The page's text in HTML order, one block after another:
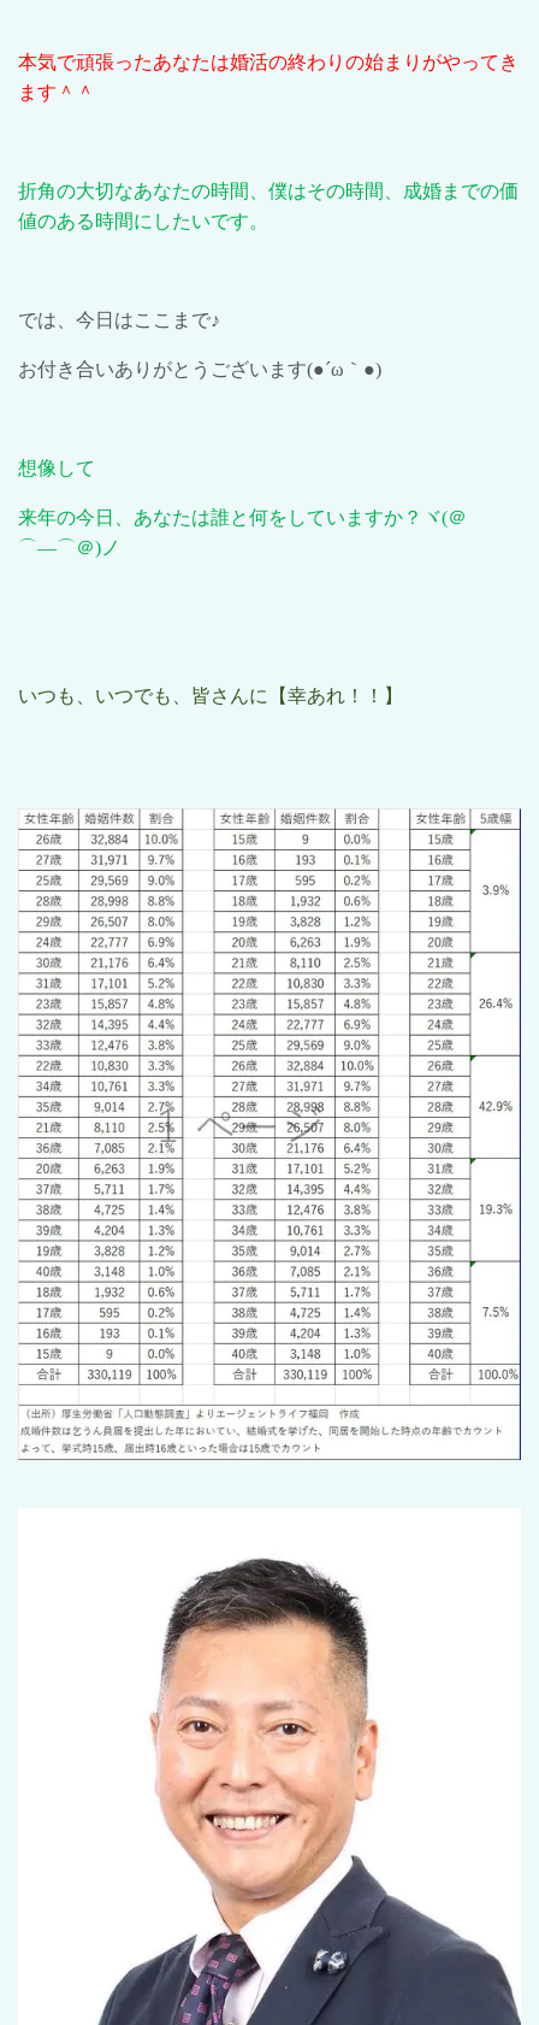
本気で頑張ったあなたは婚活の終わりの始まりがやってき
ます＾＾
折角の大切なあなたの時間、僕はその時間、成婚までの価
値のある時間にしたいです。
では、今日はここまで♪
お付き合いありがとうございます(●´ω ｀ ●)
想像して
来年の今日、あなたは誰と何をしていますか？ヾ(＠
⌒―⌒＠) ノ
いつも、いつでも、皆さんに【幸あれ！！】